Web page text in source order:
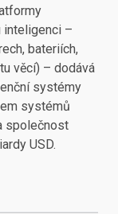
inteligenci –
bateriích,
věcí) – dodává
systémy
systémů
společnost
USD.